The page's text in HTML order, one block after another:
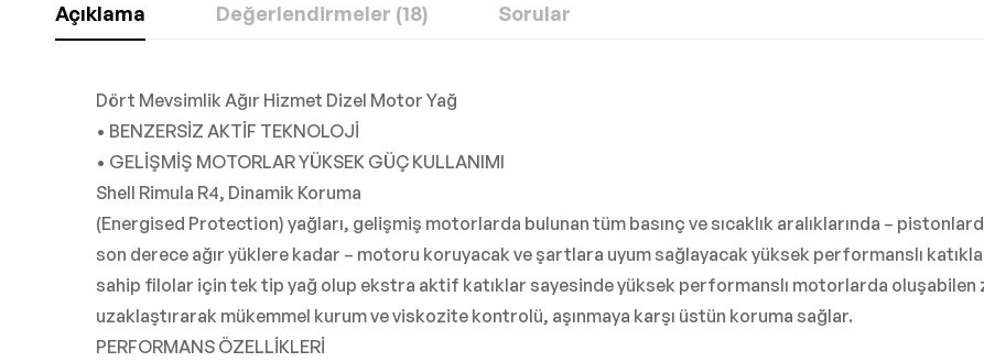
Açıklama Değerlendirmeler (18) Sorular
Dört Mevsimlik Ağır Hizmet Dizel Motor Yağ
• BENZERSİZ AKTİF TEKNOLOJİ
• GELİŞMİŞ MOTORLAR YÜKSEK GÜÇ KULLANIMI
Shell Rimula R4, Dinamik Koruma
(Energised Protection) yağları, gelişmiş motorlarda bulunan tüm basınç ve sıcaklık aralıklarında –
son derece ağır yüklere kadar – motoru koruyacak ve şartlara uyum sağlayacak yüksek performanslı
sahip filolar için tek tip yağ olup ekstra aktif katıklar sayesinde yüksek performanslı motorlarda
uzaklaştırarak mükemmel kurum ve viskozite kontrolü, aşınmaya karşı üstün koruma sağlar.
PERFORMANS ÖZELLİKLERİ